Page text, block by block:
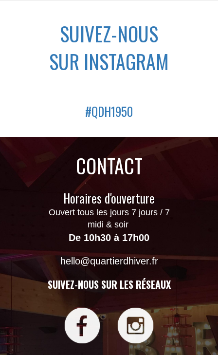
SUIVEZ-NOUS
SUR INSTAGRAM
#QDH1950
CONTACT
Horaires d'ouverture
Ouvert tous les jours 7 jours / 7
midi & soir
De 10h30 à 17h00
hello@quartierdhiver.fr
SUIVEZ-NOUS SUR LES RÉSEAUX